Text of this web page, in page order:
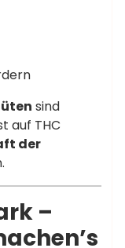
sind
auf THC
der
–